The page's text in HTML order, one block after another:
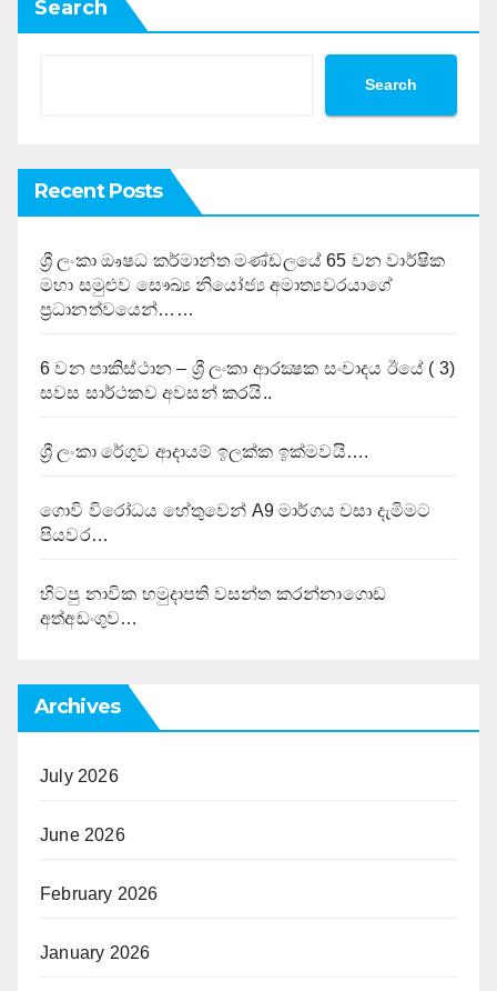
Search
Search
Recent Posts
ශ්‍රී ලංකා ඖෂධ කර්මාන්ත මණ්ඩලයේ 65 වන වාර්ෂික
මහා සමුළුව සෞඛ්‍ය නියෝජ්‍ය අමාත්‍යවරයාගේ
ප්‍රධානත්වයෙන්……
6 වන පාකිස්ථාන – ශ්‍රී ලංකා ආරක්‍ෂක සංවාදය ඊයේ ( 3)
සවස සාර්ථකව අවසන් කරයි..
ශ්‍රී ලංකා රේගුව ආදායම් ඉලක්ක ඉක්මවයි….
ගොවි විරෝධය හේතුවෙන් A9 මාර්ගය වසා දැමිමට
පියවර…
හිටපු නාවික හමුදාපති වසන්ත කරන්නාගොඩ
අත්අඩංගුව…
Archives
July 2026
June 2026
February 2026
January 2026